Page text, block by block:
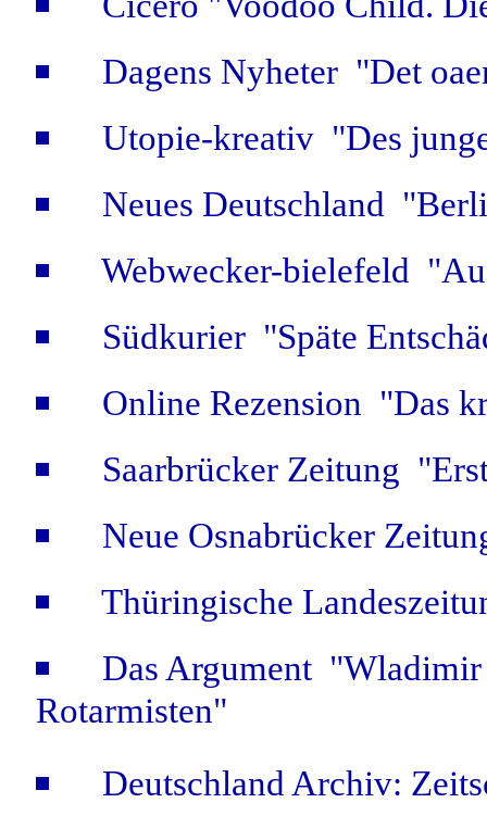
Dagens Nyheter "Det
Utopie-kreativ "Des
Neues Deutschland
Webwecker-bielefeld
Südkurier "Späte
Online Rezension "Das
Saarbrücker Zeitung
Neue Osnabrücker
Thüringische
Das Argument "Wladimir
Rotarmisten"
Deutschland Archiv: